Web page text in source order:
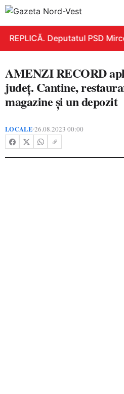
REPLICĂ. Deputatul PSD
AMENZI RECORD
județ. Cantine,
magazine și un depozit
LOCALE•26.08.2023 00:00